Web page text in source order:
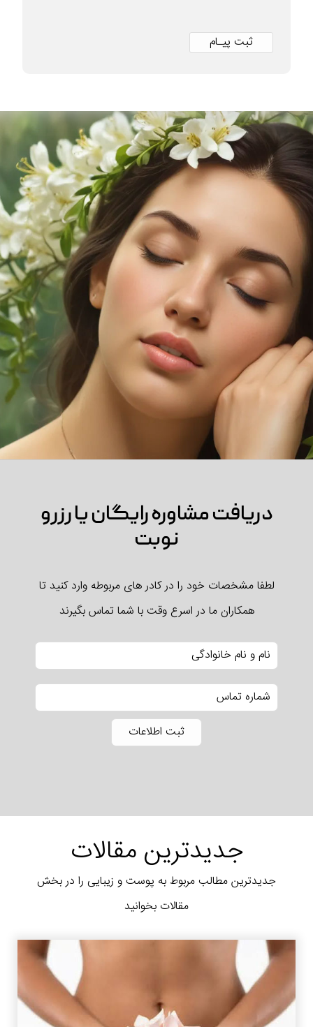
دریافت مشاوره رایگان یا رزرو
نوبت
لطفا مشخصات خود را در کادر های مربوطه وارد کنید تا
همکاران ما در اسرع وقت با شما تماس بگیرند
جدیدترین مقالات
جدیدترین مطالب مربوط به پوست و زیبایی را در بخش
مقالات بخوانید